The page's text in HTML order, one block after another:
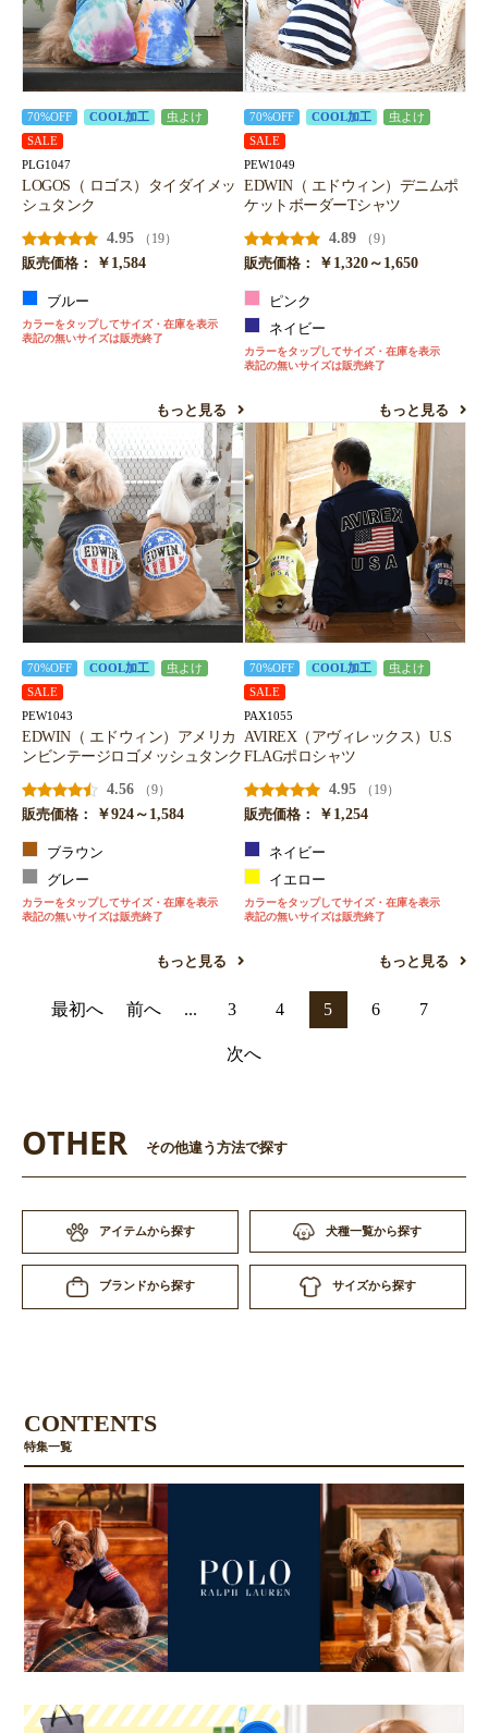
70%OFF COOL加工
虫よけ
SALE
PLG1047
LOGOS（ ロゴス）タイダイメッ
シュタンク
4.95
（19）
販売価格：
￥1,584
ブルー
カラーをタップしてサイズ・在庫を表示
表記の無いサイズは販売終了
もっと見る
70%OFF COOL加工
虫よけ
SALE
PEW1049
EDWIN（ エドウィン）デニムポ
ケットボーダーTシャツ
4.89
（9）
販売価格：
￥1,320～1,650
ピンク
ネイビー
カラーをタップしてサイズ・在庫を表示
表記の無いサイズは販売終了
もっと見る
70%OFF COOL加工
虫よけ
SALE
PEW1043
EDWIN（ エドウィン）アメリカ
ンビンテージロゴメッシュタンク
4.56
（9）
販売価格：
￥924～1,584
ブラウン
グレー
カラーをタップしてサイズ・在庫を表示
表記の無いサイズは販売終了
もっと見る
70%OFF COOL加工
虫よけ
SALE
PAX1055
AVIREX（アヴィレックス）U.S
FLAGポロシャツ
4.95
（19）
販売価格：
￥1,254
ネイビー
イエロー
カラーをタップしてサイズ・在庫を表示
表記の無いサイズは販売終了
もっと見る
最初へ 前へ ... 3 4 5 6 7
次へ
OTHER その他違う方法で探す
アイテムから探す 犬種一覧から探す
ブランドから探す サイズから探す
CONTENTS
特集一覧